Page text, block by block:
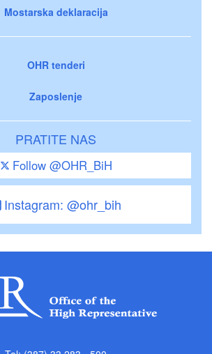
Mostarska deklaracija
OHR tenderi
Zaposlenje
PRATITE NAS
Follow @OHR_BiH
Instagram: @ohr_bih